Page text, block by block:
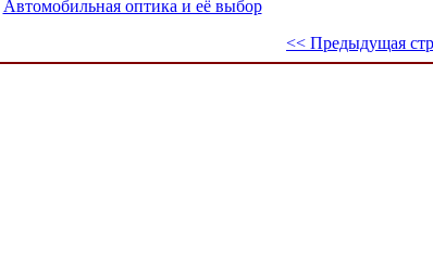
Автомобильная оптика и её выбор
<< Предыдущая